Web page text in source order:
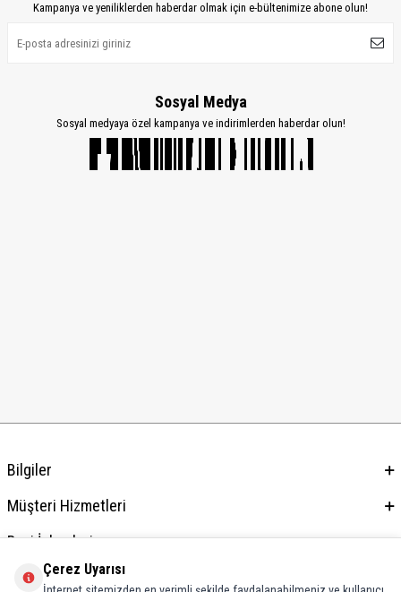
Kampanya ve yeniliklerden haberdar olmak için e-bültenimize abone olun!
Sosyal Medya
Sosyal medyaya özel kampanya ve indirimlerden haberdar olun!
Bilgiler
Müşteri Hizmetleri
Bayi İşlemleri
Adres & İletişim
Çerez Uyarısı